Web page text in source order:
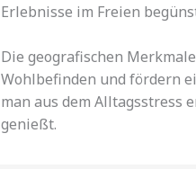
Erlebnisse im Freien
Die geografischen
Wohlbefinden und fördern
man aus dem Alltagsstress
genießt.